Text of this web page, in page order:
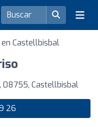
Castellbisbal
08755, Castellbisbal
26